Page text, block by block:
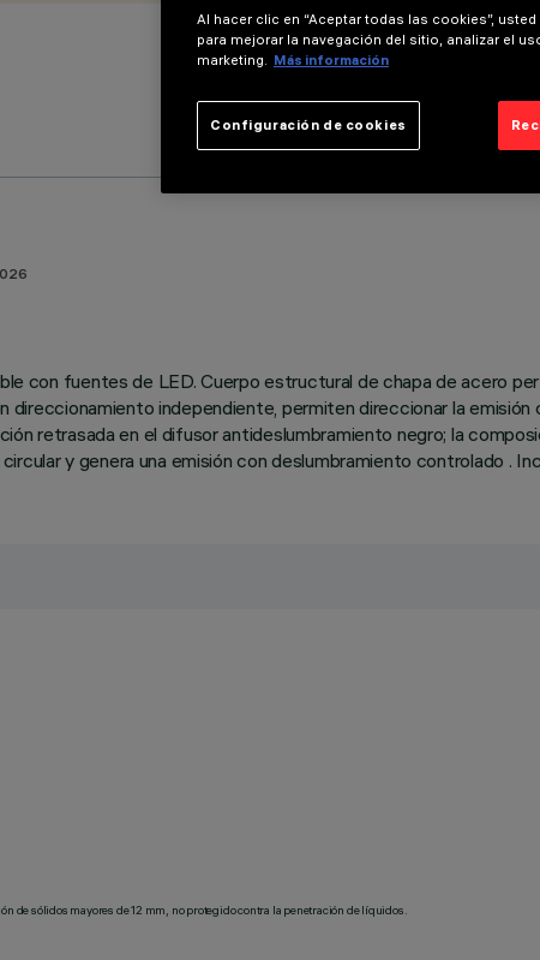
con fuentes de LED. Cuerpo estructural de chapa de acero
direccionamiento independiente, permiten direccionar la
retrasada en el difusor antideslumbramiento negro; la
y genera una emisión con deslumbramiento controlado .
de sólidos mayores de 12 mm, no protegido contra la penetración de líquidos.
Al hacer clic en “Aceptar todas las cookies”,
para mejorar la navegación del sitio, analizar el
marketing. Más información
Configuración de cookies